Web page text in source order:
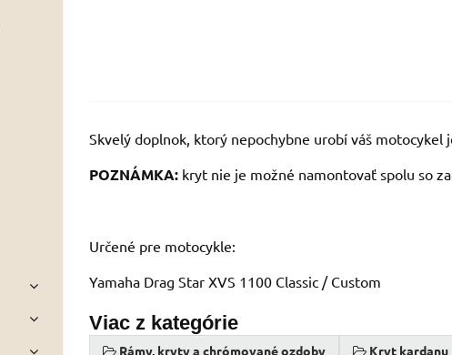
Skvelý doplnok, ktorý nepochybne urobí váš motocykel
POZNÁMKA: kryt nie je možné namontovať spolu so
Určené pre motocykle:
Yamaha Drag Star XVS 1100 Classic / Custom
Viac z kategórie
Rámy, kryty a chrómované ozdoby Kryt kardanu